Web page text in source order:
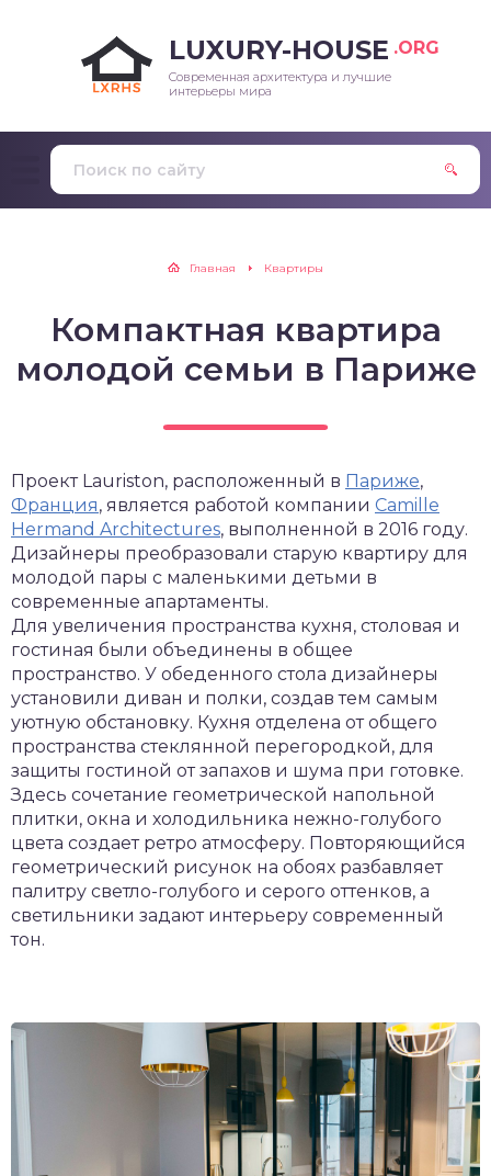
LUXURY-HOUSE .ORG
Современная архитектура и лучшие
интерьеры мира
Главная Квартиры
Компактная квартира
молодой семьи в Париже
Проект Lauriston, расположенный в Париже,
Франция, является работой компании Camille
Hermand Architectures, выполненной в 2016 году.
Дизайнеры преобразовали старую квартиру для
молодой пары с маленькими детьми в
современные апартаменты.
Для увеличения пространства кухня, столовая и
гостиная были объединены в общее
пространство. У обеденного стола дизайнеры
установили диван и полки, создав тем самым
уютную обстановку. Кухня отделена от общего
пространства стеклянной перегородкой, для
защиты гостиной от запахов и шума при готовке.
Здесь сочетание геометрической напольной
плитки, окна и холодильника нежно-голубого
цвета создает ретро атмосферу. Повторяющийся
геометрический рисунок на обоях разбавляет
палитру светло-голубого и серого оттенков, а
светильники задают интерьеру современный
тон.